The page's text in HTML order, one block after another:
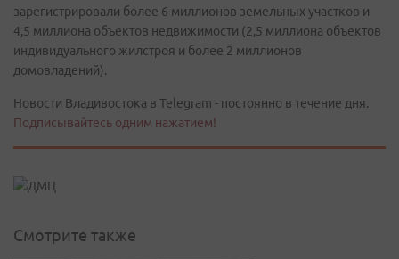
зарегистрировали более 6 миллионов земельных участков и
4,5 миллиона объектов недвижимости (2,5 миллиона объектов
индивидуального жилстроя и более 2 миллионов
домовладений).
Новости Владивостока в Telegram - постоянно в течение дня.
Подписывайтесь одним нажатием!
Смотрите также